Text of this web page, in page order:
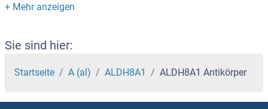
ALDH3A1 Antikörper
ALDH2 Antikörper
ALDH1L2 Antikörper
ALDH1L1 Antikörper
Sie sind hier:
Startseite A (al) ALDH8A1 ALDH8A1 Antikörper